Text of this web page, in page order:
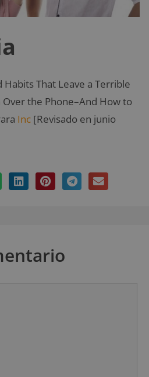
Habits That Leave a Terrible
the Phone–And How to
Inc [Revisado en junio